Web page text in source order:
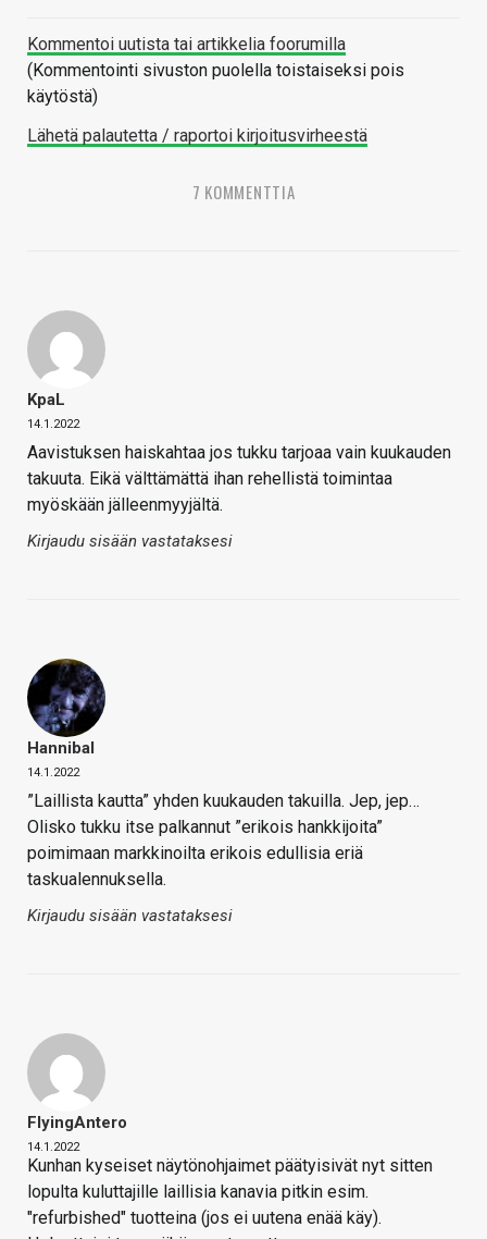
Kommentoi uutista tai artikkelia foorumilla
(Kommentointi sivuston puolella toistaiseksi pois
käytöstä)
Lähetä palautetta / raportoi kirjoitusvirheestä
7 KOMMENTTIA
KpaL
14.1.2022
Aavistuksen haiskahtaa jos tukku tarjoaa vain kuukauden
takuuta. Eikä välttämättä ihan rehellistä toimintaa
myöskään jälleenmyyjältä.
Kirjaudu sisään vastataksesi
Hannibal
14.1.2022
”Laillista kautta” yhden kuukauden takuilla. Jep, jep…
Olisko tukku itse palkannut ”erikois hankkijoita”
poimimaan markkinoilta erikois edullisia eriä
taskualennuksella.
Kirjaudu sisään vastataksesi
FlyingAntero
14.1.2022
Kunhan kyseiset näytönohjaimet päätyisivät nyt sitten
lopulta kuluttajille laillisia kanavia pitkin esim.
"refurbished" tuotteina (jos ei uutena enää käy).